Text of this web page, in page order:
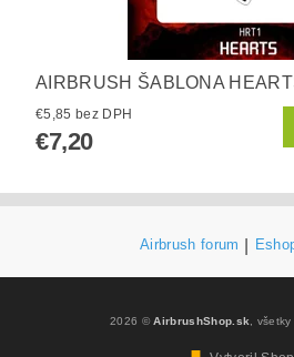
AIRBRUSH ŠABLONA
€5,85 bez DPH
€7,20
Airbrush forum
2026 ©AirbrushShop.sk ,